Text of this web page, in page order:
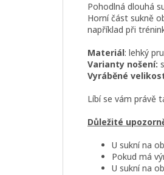
Pohodlná dlouhá
Horní část sukně
například při
Materiál: lehký
Varianty nošení:
Vyráběné
Líbí se vám právě
Důležité
U sukní na
Pokud má
U sukní na